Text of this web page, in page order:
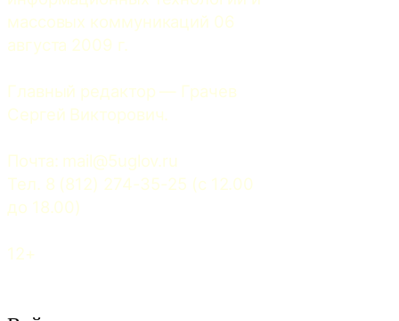
массовых коммуникаций 06
августа 2009 г.
Главный редактор — Грачев
Сергей Викторович.
Почта: mail@5uglov.ru
Тел. 8 (812) 274-35-25 (c 12.00
до 18.00)
12+